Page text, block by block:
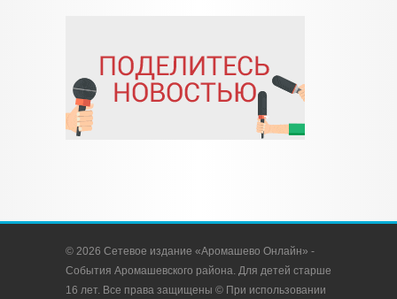
© 2026 Сетевое издание «Аромашево Онлайн» -
События Аромашевского района. Для детей старше
16 лет. Все права защищены © При использовании